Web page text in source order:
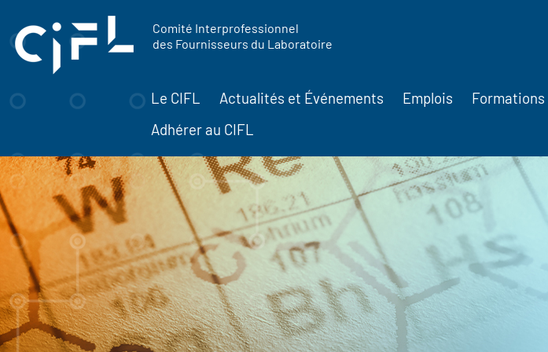
Comité Interprofessionnel
des Fournisseurs du Laboratoire
Le CIFL Actualités et Événements Emplois Formations
Adhérer au CIFL